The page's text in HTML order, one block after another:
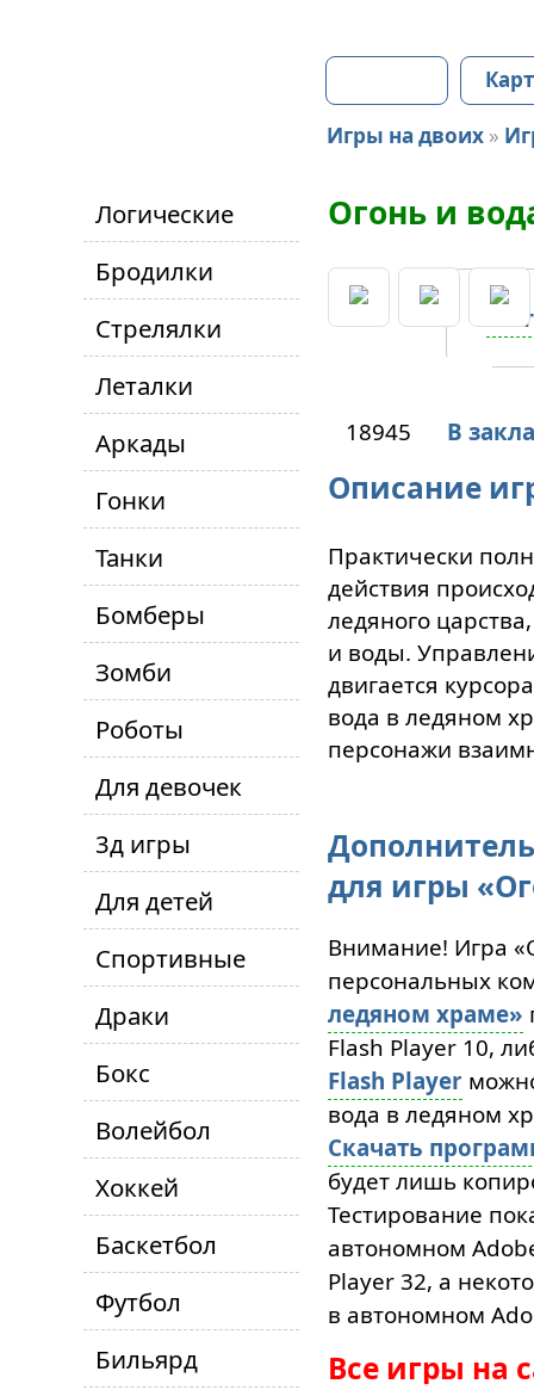
Игры на двоих »
Логические
Бродилки
Стрелялки
Леталки
Аркады
Гонки
Танки
Бомберы
Зомби
Роботы
Для девочек
3д игры
Для детей
Спортивные
Драки
Бокс
Волейбол
Хоккей
Баскетбол
Футбол
Бильярд
Огонь и
18945 В
Описание
Практически
действия
ледяного
и воды.
двигается
вода в ледяном
персонажи
для игры
Внимание! Игра
персональных
ледяном храме»
Flash Player 10,
Flash Player
вода в ледяном
Скачать
будет лишь
Тестирование
автономном
Player 32, а
в автономном
Все игры на